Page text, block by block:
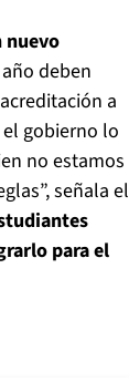
nuevo
deben
a
gobierno lo
no estamos
señala el
para el